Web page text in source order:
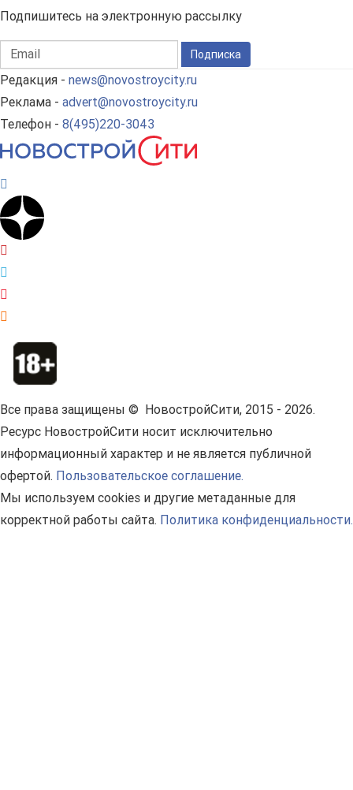
Подпишитесь на электронную рассылку
Подписка
Редакция - news@novostroycity.ru
Реклама - advert@novostroycity.ru
Телефон - 8(495)220-3043
Все права защищены © НовостройСити, 2015 - 2026.
Ресурс НовостройСити носит исключительно
информационный характер и не является публичной
офертой. Пользовательское соглашение.
Мы используем cookies и другие метаданные для
корректной работы сайта. Политика конфиденциальности.